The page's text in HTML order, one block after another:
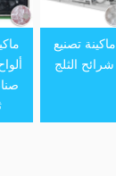
ماكينة تصنيع
شرائح الثلج